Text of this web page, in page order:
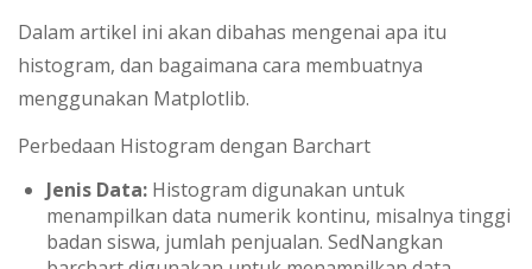
Dalam artikel ini akan dibahas mengenai apa itu
histogram, dan bagaimana cara membuatnya
menggunakan Matplotlib.
Perbedaan Histogram dengan Barchart
Jenis Data: Histogram digunakan untuk
menampilkan data numerik kontinu, misalnya tinggi
badan siswa, jumlah penjualan. SedNangkan